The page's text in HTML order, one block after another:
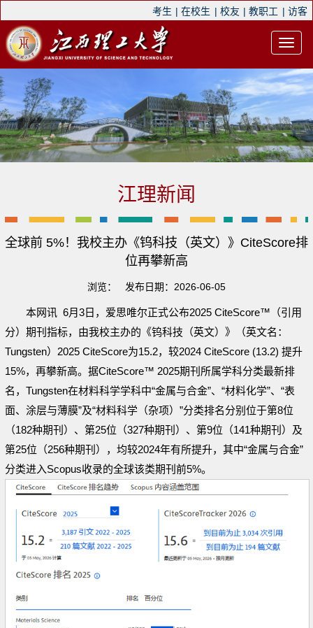
考生 | 在校生 | 校友 | 教职工 | 访客
江理新闻
全球前 5%！我校主办《钨科技（英文）》CiteScore排
位再攀新高
浏览： 发布日期：2026-06-05
本网讯 6月3日，爱思唯尔正式公布2025 CiteScore™（引用
分）期刊指标，由我校主办的《钨科技（英文）》（英文名：
Tungsten）2025 CiteScore为15.2，较2024 CiteScore (13.2) 提升
15%，再攀新高。据CiteScore™ 2025期刊所属学科分类最新排
名，Tungsten在材料科学学科中“金属与合金”、“材料化学”、“表
面、涂层与薄膜”及“材料科学（杂项）”分类排名分别位于第8位
（182种期刊）、第25位（327种期刊）、第9位（141种期刊）及
第25位（256种期刊），均较2024年有所提升，其中“金属与合金”
分类进入Scopus收录的全球该类期刊前5%。